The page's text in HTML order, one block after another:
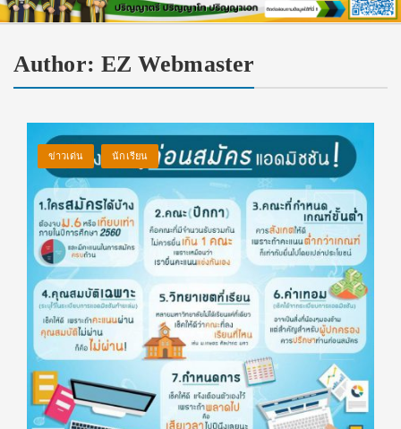
Author: EZ Webmaster
ข่าวเด่น นักเรียน